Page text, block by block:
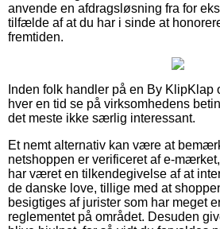
anvende en afdragsløsning fra for
tilfælde af at du har i sinde at
fremtiden.
Inden folk handler på en By KlipKlap
hver en tid se på virksomhedens
det meste ikke særlig interessant.
Et nemt alternativ kan være at
netshoppen er verificeret af e-
har været en tilkendegivelse af at
de danske love, tillige med at
besigtiges af jurister som har meget
reglementet på området. Desuden